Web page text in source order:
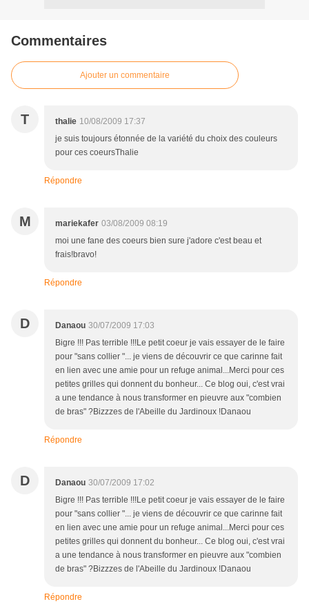
Commentaires
Ajouter un commentaire
T thalie 10/08/2009 17:37
je suis toujours étonnée de la variété du choix des couleurs
pour ces coeursThalie
Répondre
M mariekafer 03/08/2009 08:19
moi une fane des coeurs bien sure j'adore c'est beau et
frais!bravo!
Répondre
D Danaou 30/07/2009 17:03
Bigre !!! Pas terrible !!!Le petit coeur je vais essayer de le faire
pour "sans collier "... je viens de découvrir ce que carinne fait
en lien avec une amie pour un refuge animal...Merci pour ces
petites grilles qui donnent du bonheur... Ce blog oui, c'est vrai
a une tendance à nous transformer en pieuvre aux "combien
de bras" ?Bizzzes de l'Abeille du Jardinoux !Danaou
Répondre
D Danaou 30/07/2009 17:02
Bigre !!! Pas terrible !!!Le petit coeur je vais essayer de le faire
pour "sans collier "... je viens de découvrir ce que carinne fait
en lien avec une amie pour un refuge animal...Merci pour ces
petites grilles qui donnent du bonheur... Ce blog oui, c'est vrai
a une tendance à nous transformer en pieuvre aux "combien
de bras" ?Bizzzes de l'Abeille du Jardinoux !Danaou
Répondre